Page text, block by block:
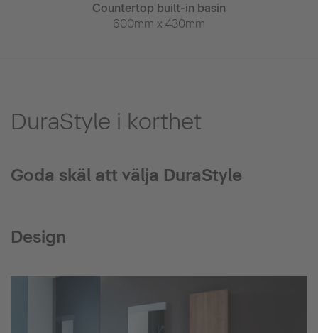
Countertop built-in basin
600mm x 430mm
DuraStyle i korthet
Goda skäl att välja DuraStyle
Design